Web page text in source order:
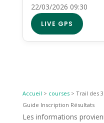
22/03/2026 09:30
LIVE GPS
Accueil > courses> Trail des
Guide Inscription Résultats
Les informations